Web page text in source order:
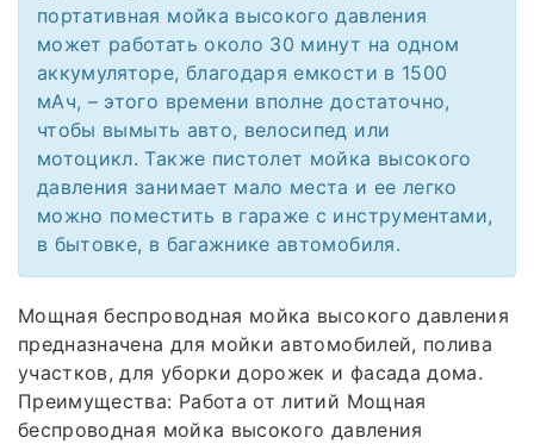
портативная мойка высокого давления
может работать около 30 минут на одном
аккумуляторе, благодаря емкости в 1500
мАч, – этого времени вполне достаточно,
чтобы вымыть авто, велосипед или
мотоцикл. Также пистолет мойка высокого
давления занимает мало места и ее легко
можно поместить в гараже с инструментами,
в бытовке, в багажнике автомобиля.
Мощная беспроводная мойка высокого давления
предназначена для мойки автомобилей, полива
участков, для уборки дорожек и фасада дома.
Преимущества: Работа от литий Мощная
беспроводная мойка высокого давления